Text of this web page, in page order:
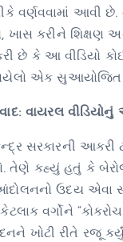
વર્ણવવામાં આવી
કરીને શિક્ષણ
છે કે આ વીડિયો
કરાયેલો એક
વાયરલ
સરકારની
તેણે કહ્યું હતું કે
ઉદય
વર્ગોને
ખોટી રીતે રજૂ